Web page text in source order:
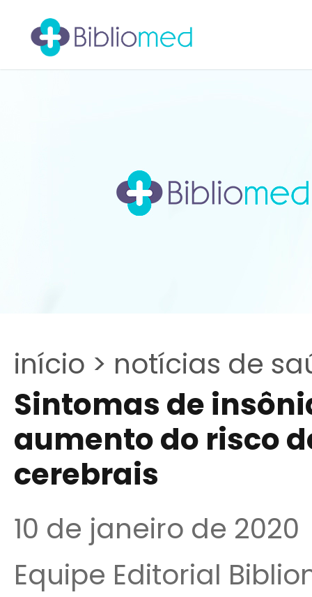
início > notícias de
Sintomas de
aumento do risco
cerebrais
10 de janeiro de 2020
Equipe Editorial